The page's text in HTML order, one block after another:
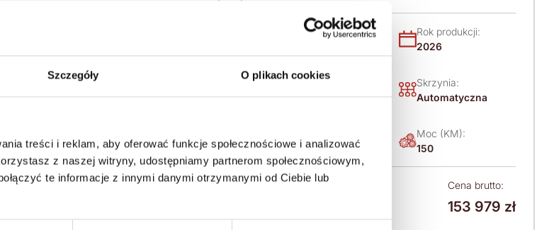
Szczegóły O plikach cookies
treści i reklam, aby oferować funkcje społecznościowe i analizować
z naszej witryny, udostępniamy partnerom społecznościowym,
te informacje z innymi danymi otrzymanymi od Ciebie lub
Automatyczna
333
od:
zł
Cena brutto:
150 KM (2026)
Nadwozie:
Rok produkcji:
2026
Napęd:
Na przód
Skrzynia:
Automatyczna
Benzyna
Moc (KM):
150
Leasing netto od:
1 955 zł
Cena brutto:
153 979 zł